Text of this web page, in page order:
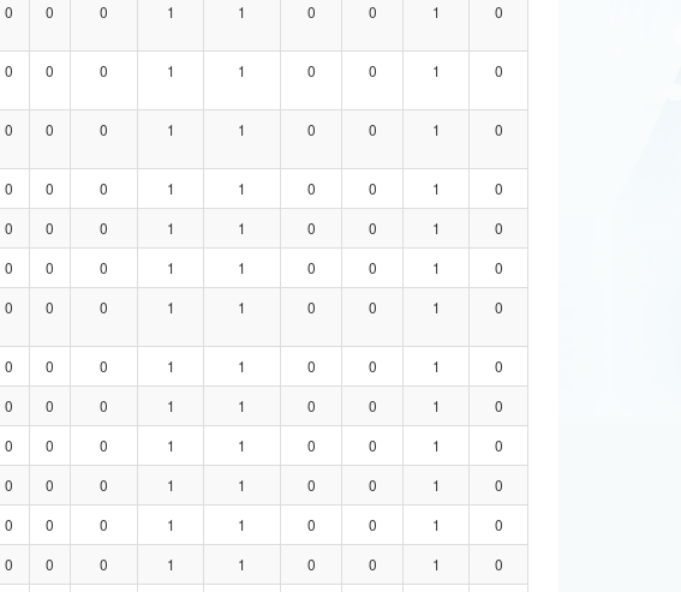
0 0 0 1 1 0 0 1 0
0 0 0 1 1 0 0 1 0
0 0 0 1 1 0 0 1 0
0 0 0 1 1 0 0 1
0
0 0 0 1 1 0 0 1
0
0 0 0 1 1 0 0 1
0
0 0 0 1 1 0 0 1 0
0 0 0 1 1 0 0 1
0
0 0 0 1 1 0 0 1
0
0 0 0 1 1 0 0 1
0
0 0 0 1 1 0 0 1
0
0 0 0 1 1 0 0 1
0
0 0 0 1 1 0 0 1
0